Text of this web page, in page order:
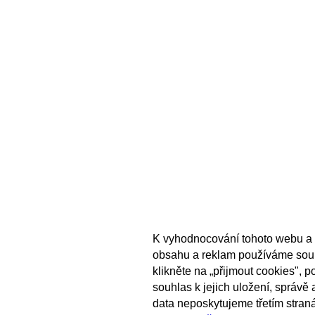
K vyhodnocování tohoto webu
obsahu a reklam používáme
klikněte na „přijmout cookies",
souhlas k jejich uložení, správě
data neposkytujeme třetím